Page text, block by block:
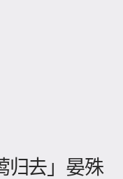
归去」晏殊